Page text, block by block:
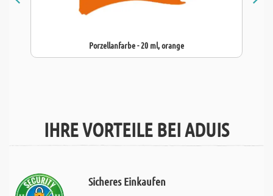
Porzellanfarbe - 20 ml, orange
IHRE VORTEILE BEI ADUIS
Sicheres Einkaufen